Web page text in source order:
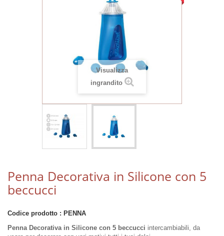
Visualizza
ingrandito
Penna Decorativa in Silicone con 5
beccucci
Codice prodotto : PENNA
Penna Decorativa in Silicone con 5 beccucci intercambiabili, da